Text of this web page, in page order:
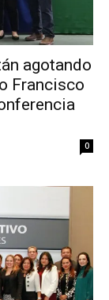
agotando
Francisco
0